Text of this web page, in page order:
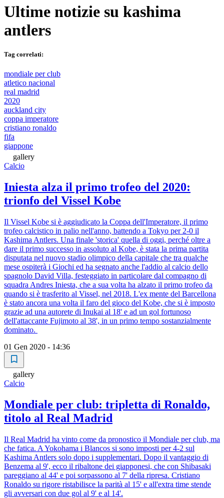
Ultime notizie su kashima
antlers
Tag correlati:
mondiale per club
atletico nacional
real madrid
2020
auckland city
coppa imperatore
cristiano ronaldo
fifa
giappone
gallery
Calcio
Iniesta alza il primo trofeo del 2020:
trionfo del Vissel Kobe
Il Vissel Kobe si è aggiudicato la Coppa dell'Imperatore, il primo
trofeo calcistico in palio nell'anno, battendo a Tokyo per 2-0 il
Kashima Antlers. Una finale 'storica' quella di oggi, perché oltre a
dare il primo successo in assoluto al Kobe, è stata la prima partita
disputata nel nuovo stadio olimpico della capitale che tra qualche
mese ospiterà i Giochi ed ha segnato anche l'addio al calcio dello
spagnolo David Villa, festeggiato in particolare dal compagno di
squadra Andres Iniesta, che a sua volta ha alzato il primo trofeo da
quando si è trasferito al Vissel, nel 2018. L'ex mente del Barcellona
è stato ancora una volta il faro del gioco del Kobe, che si è imposto
grazie ad una autorete di Inukai al 18' e ad un gol fortunoso
dell'attaccante Fujimoto al 38', in un primo tempo sostanzialmente
dominato.
01 Gen 2020 - 14:36
gallery
Calcio
Mondiale per club: tripletta di Ronaldo,
titolo al Real Madrid
Il Real Madrid ha vinto come da pronostico il Mondiale per club, ma
che fatica. A Yokohama i Blancos si sono imposti per 4-2 sul
Kashima Antlers solo dopo i supplementari. Dopo il vantaggio di
Benzema al 9', ecco il ribaltone dei giapponesi, che con Shibasaki
pareggiano al 44' e poi sorpassono al 7' della ripresa. Cristiano
Ronaldo su rigore ristabilisce la parità al 15' e all'extra time stende
gli avversari con due gol al 9' e al 14'.